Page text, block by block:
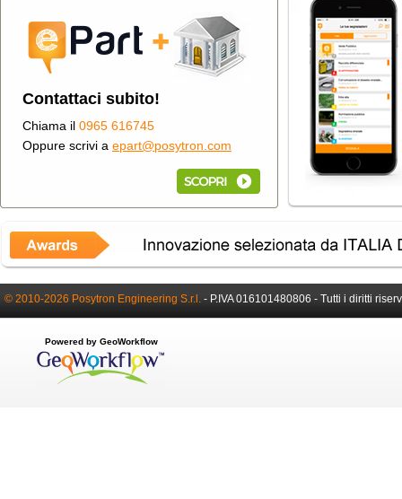
Contattaci subito!
Chiama il 0965 616745
Oppure scrivi a epart@posytron.com
© 2010-2026 Posytron Engineering S.r.l. - P.IVA 016101480806 - Tutti i diritti
Powered by GeoWorkflow